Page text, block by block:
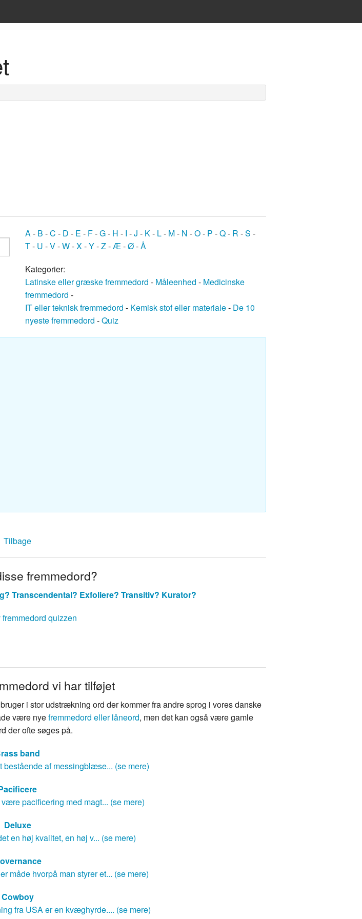
A- B -C - D - E - F-G- H - I -J - K- L- M- N -O- P -Q- R -S -
T- U -V-W-X-Y-Z-Æ-Ø-Å
Kategorier:
Latinske eller græske fremmedord - Måleenhed - Medicinske
fremmedord -
IT eller teknisk fremmedord - Kemisk stof eller materiale- De 10
nyeste fremmedord -Quiz
Tilbage
fremmedord?
Transcendental? Exfoliere? Transitiv? Kurator?
fremmedord quizzen
vi har tilføjet
i stor udstrækning ord der kommer fra andre sprog i vores danske
være nyefremmedord eller låneord, men det kan også være gamle
der ofte søges på.
band
af messingblæse... (se mere)
pacificering med magt... (se mere)
Deluxe
en høj kvalitet, en høj v... (se mere)
måde hvorpå man styrer et... (se mere)
Cowboy
fra USA er en kvæghyrde.... (se mere)